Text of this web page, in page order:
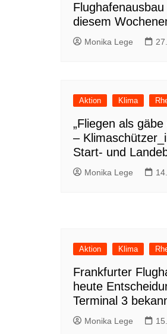
diesem
Monika Lege
Aktion Klima
„Fliegen als
–
Start- und
Monika Lege
Aktion Klima
Frankfurter
heute
Terminal 3
Monika Lege